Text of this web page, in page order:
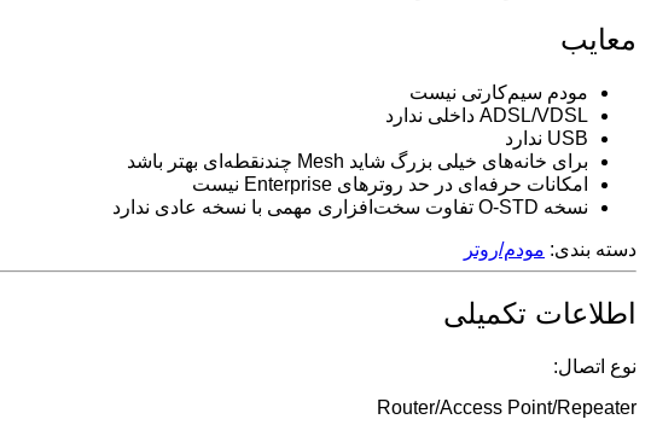
معایب
مودم سیم‌کارتی نیست
ADSL/VDSL داخلی ندارد
USB ندارد
برای خانه‌های خیلی بزرگ شاید Mesh چندنقطه‌ای بهتر باشد
امکانات حرفه‌ای در حد روترهای Enterprise نیست
نسخه O-STD تفاوت سخت‌افزاری مهمی با نسخه عادی ندارد
دسته بندی: مودم/روتر
اطلاعات تکمیلی
نوع اتصال:
Router/Access Point/Repeater